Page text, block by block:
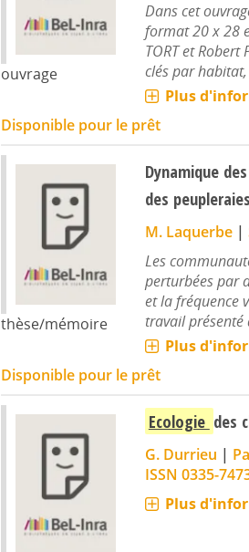
ouvrage
Dans cet
format 20 x 28
TORT et Robert
clés par
Plus
Disponible pour le prêt
thèse/mémoire
Dynamique
des
M. Laquerbe |
Les
perturbées par
et la fréquence
travail présenté
Plus
Disponible pour le prêt
Ecologie des
G. Durrieu |
ISSN 0335-
Plus